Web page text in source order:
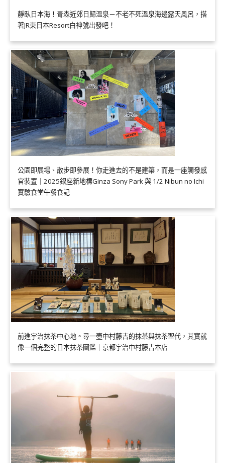
靜臥日本海！青森近郊日歸溫泉－不老不死溫泉海邊露天風呂，搭
著JR東日本Resort白神號出發吧！
公園即展場、散步即參展！你走進去的不是建築，而是一座觸發感
官裝置｜2025銀座新地標Ginza Sony Park 與 1/2 Nibun no Ichi
實驗食堂午餐食記
前進宇治抹茶中心地。尋一壺中村藤吉的抹茶與抹茶聖代，其實就
像一個完整的日本抹茶圖鑑｜京都宇治中村藤吉本店